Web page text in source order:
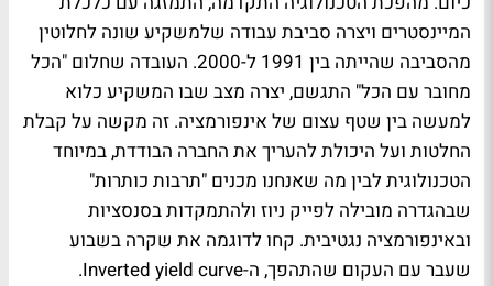
המיינסטרים ויצרה סביבת עבודה שלמשקיע שונה לחלוטין
מהסביבה שהייתה בין 1991 ל-2000. העובדה שחלום "הכל
מחובר עם הכל" התגשם, יצרה מצב שבו המשקיע כלוא
למעשה בין שטף עצום של אינפורמציה. זה מקשה על קבלת
החלטות ועל היכולת להעריך את החברה הבודדת, במיוחד
הטכנולוגית לבין מה שאנחנו מכנים "תרבות כותרות"
שבהגדרה מובילה לפייק ניוז ולהתמקדות בסנסציות
ובאינפורמציה נגטיבית. קחו לדוגמה את שקרה בשבוע
שעבר עם העקום שהתהפך, ה-Inverted yield curve.